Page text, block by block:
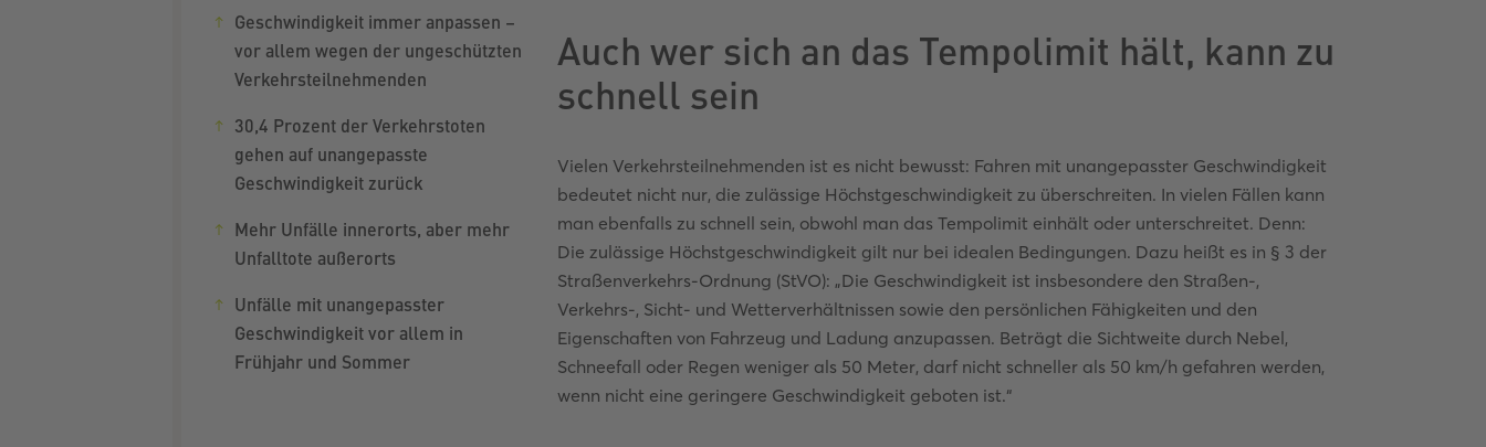
Geschwindigkeit immer anpassen –
vor allem wegen der ungeschützten
Verkehrsteilnehmenden
30,4 Prozent der Verkehrstoten
gehen auf unangepasste
Geschwindigkeit zurück
Mehr Unfälle innerorts, aber mehr
Unfalltote außerorts
Unfälle mit unangepasster
Geschwindigkeit vor allem in
Frühjahr und Sommer
Auch wer sich an das Tempolimit hält, kann zu
schnell sein
Vielen Verkehrsteilnehmenden ist es nicht bewusst: Fahren mit unangepasster Geschwindigkeit
bedeutet nicht nur, die zulässige Höchstgeschwindigkeit zu überschreiten. In vielen Fällen kann
man ebenfalls zu schnell sein, obwohl man das Tempolimit einhält oder unterschreitet. Denn:
Die zulässige Höchstgeschwindigkeit gilt nur bei idealen Bedingungen. Dazu heißt es in § 3 der
Straßenverkehrs-Ordnung (StVO): „Die Geschwindigkeit ist insbesondere den Straßen-,
Verkehrs-, Sicht- und Wetterverhältnissen sowie den persönlichen Fähigkeiten und den
Eigenschaften von Fahrzeug und Ladung anzupassen. Beträgt die Sichtweite durch Nebel,
Schneefall oder Regen weniger als 50 Meter, darf nicht schneller als 50 km/h gefahren werden,
wenn nicht eine geringere Geschwindigkeit geboten ist.“